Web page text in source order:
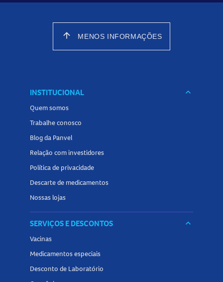
arrow_upward MENOS INFORMAÇÕES
INSTITUCIONAL keyboard_arrow_down
Quem somos
Trabalhe conosco
Blog da Panvel
Relação com investidores
Política de privacidade
Descarte de medicamentos
Nossas lojas
SERVIÇOS E DESCONTOS keyboard_arrow_down
Vacinas
Medicamentos especiais
Desconto de Laboratório